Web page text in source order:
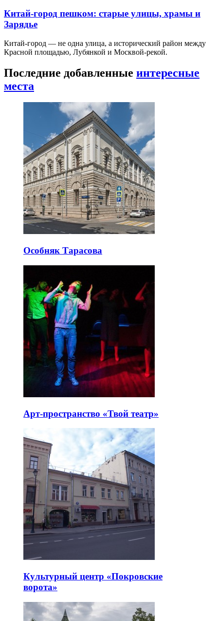
Китай-город пешком: старые улицы, храмы и
Зарядье
Китай-город — не одна улица, а исторический район между
Красной площадью, Лубянкой и Москвой-рекой.
Последние добавленные интересные
места
Особняк Тарасова
Арт-пространство «Твой театр»
Культурный центр «Покровские
ворота»